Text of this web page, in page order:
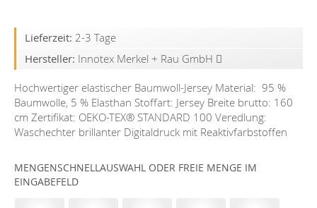
Lieferzeit: 2-3 Tage
Hersteller: Innotex Merkel + Rau GmbH
Hochwertiger elastischer Baumwoll-Jersey Material: 95 %
Baumwolle, 5 % Elasthan Stoffart: Jersey Breite brutto: 160
cm Zertifikat: OEKO-TEX®️ STANDARD 100 Veredlung:
Waschechter brillanter Digitaldruck mit Reaktivfarbstoffen
MENGENSCHNELLAUSWAHL ODER FREIE MENGE IM
EINGABEFELD